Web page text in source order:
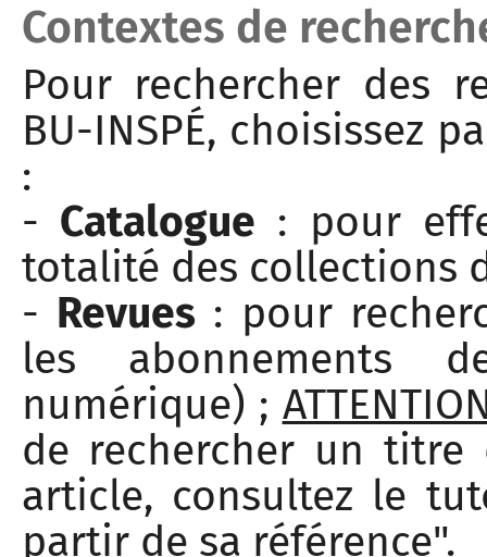
Contextes de
Pour rechercher des
BU-INSPÉ, choisissez
:
- Catalogue : pour
totalité des collections
- Revues : pour
les abonnements
numérique) ;
de rechercher un
article, consultez le
partir de sa référence".